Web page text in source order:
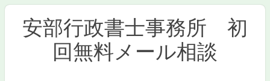
安部行政書士事務所 初
回無料メール相談